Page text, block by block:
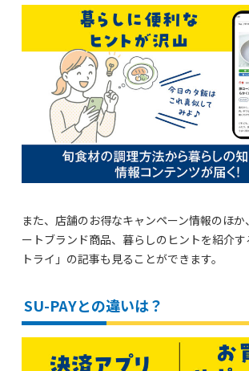
また、店舗のお得なキャンペーン情報のほ
ートブランド商品、暮らしのヒントを紹介
トライ」の記事も見ることができます。
SU-PAYとの違いは？